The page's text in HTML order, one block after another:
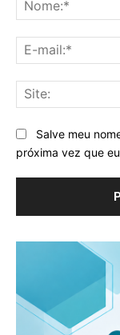
Salve meu
próxima vez que